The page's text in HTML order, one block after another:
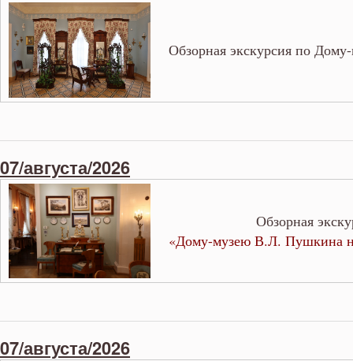
Обзорная экскурсия по
07/августа/2026
Обзорная
«Дому-музею В.Л. Пушкина
07/августа/2026